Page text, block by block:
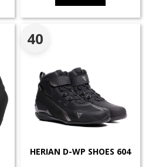
40
HERIAN D-WP SHOES 604